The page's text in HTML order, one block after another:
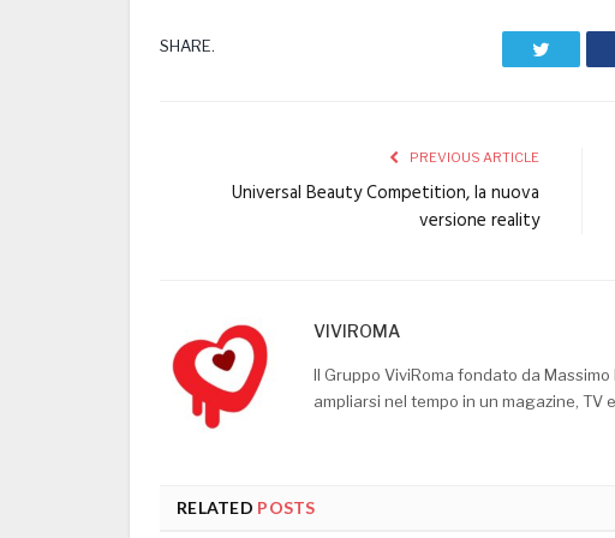
SHARE.
PREVIOUS ARTICLE
Universal Beauty Competition, la nuova
versione reality
VIVIROMA
Il Gruppo ViviRoma fondato da
ampliarsi nel tempo in un magazine, TV
RELATED POSTS